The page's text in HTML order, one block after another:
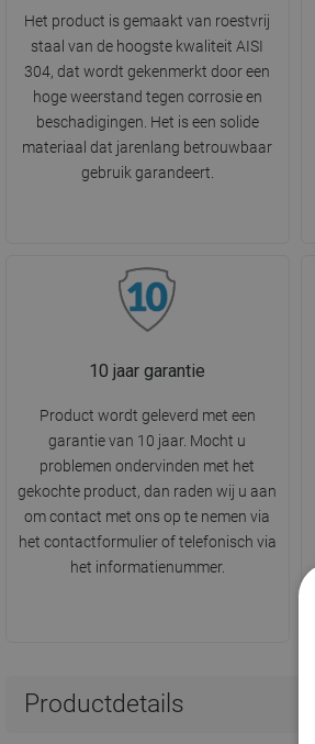
Het product is gemaakt van roestvrij
staal van de hoogste kwaliteit AISI
304, dat wordt gekenmerkt door een
hoge weerstand tegen corrosie en
beschadigingen. Het is een solide
materiaal dat jarenlang betrouwbaar
gebruik garandeert.
10 jaar garantie
Product wordt geleverd met een
garantie van 10 jaar. Mocht u
problemen ondervinden met het
gekochte product, dan raden wij u aan
om contact met ons op te nemen via
het contactformulier of telefonisch via
het informatienummer.
Productdetails